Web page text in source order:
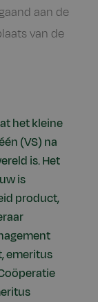
aan de
van de
het kleine
(VS) na
is. Het
is
product,
emeritus